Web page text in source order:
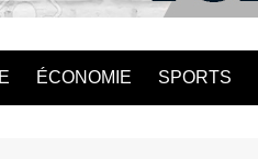
ÉCONOMIE SPORTS